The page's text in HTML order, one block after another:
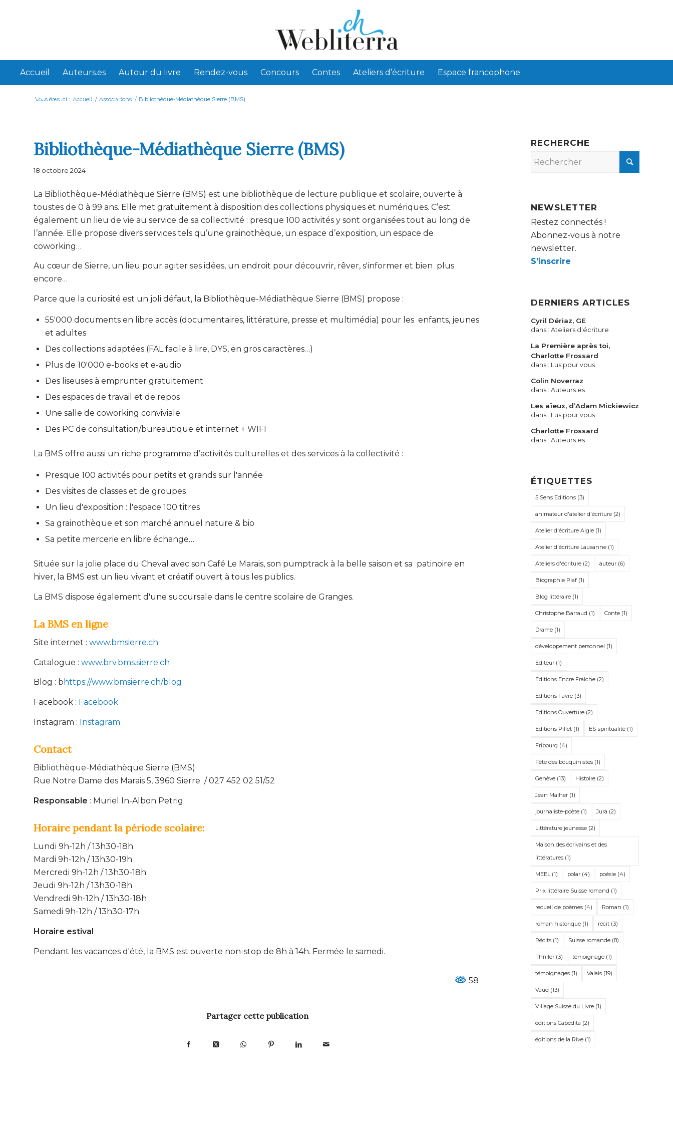
Accueil Auteurs.es Autour du livre Rendez-vous Concours Contes Ateliers d’écriture Espace francophone
Webliterra, histoire et objectifs
Vous êtes ici : Accueil / Associations / Bibliothèque-Médiathèque Sierre (BMS)
Bibliothèque-Médiathèque Sierre (BMS)
18 octobre 2024
La Bibliothèque-Médiathèque Sierre (BMS) est une bibliothèque de lecture publique et scolaire, ouverte à
toustes de 0 à 99 ans. Elle met gratuitement à disposition des collections physiques et numériques. C’est
également un lieu de vie au service de sa collectivité : presque 100 activités y sont organisées tout au long de
l’année. Elle propose divers services tels qu’une grainothèque, un espace d’exposition, un espace de
coworking…
Au cœur de Sierre, un lieu pour agiter ses idées, un endroit pour découvrir, rêver, s'informer et bien plus
encore…
Parce que la curiosité est un joli défaut, la Bibliothèque-Médiathèque Sierre (BMS) propose :
55'000 documents en libre accès (documentaires, littérature, presse et multimédia) pour les enfants, jeunes
et adultes
Des collections adaptées (FAL facile à lire, DYS, en gros caractères…)
Plus de 10'000 e-books et e-audio
Des liseuses à emprunter gratuitement
Des espaces de travail et de repos
Une salle de coworking conviviale
Des PC de consultation/bureautique et internet + WIFI
La BMS offre aussi un riche programme d’activités culturelles et des services à la collectivité :
Presque 100 activités pour petits et grands sur l'année
Des visites de classes et de groupes
Un lieu d'exposition : l'espace 100 titres
Sa grainothèque et son marché annuel nature & bio
Sa petite mercerie en libre échange…
Située sur la jolie place du Cheval avec son Café Le Marais, son pumptrack à la belle saison et sa patinoire en
hiver, la BMS est un lieu vivant et créatif ouvert à tous les publics.
La BMS dispose également d'une succursale dans le centre scolaire de Granges.
La BMS en ligne
Site internet : www.bmsierre.ch
Catalogue : www.brv.bms.sierre.ch
Blog : b https://www.bmsierre.ch/blog
Facebook : Facebook
Instagram : Instagram
Contact
Bibliothèque-Médiathèque Sierre (BMS)
Rue Notre Dame des Marais 5, 3960 Sierre / 027 452 02 51/52
Responsable : Muriel In-Albon Petrig
Horaire pendant la période scolaire:
Lundi 9h-12h / 13h30-18h
Mardi 9h-12h / 13h30-19h
Mercredi 9h-12h / 13h30-18h
Jeudi 9h-12h / 13h30-18h
Vendredi 9h-12h / 13h30-18h
Samedi 9h-12h / 13h30-17h
Horaire estival
Pendant les vacances d'été, la BMS est ouverte non-stop de 8h à 14h. Fermée le samedi.
58
Partager cette publication
RECHERCHE
NEWSLETTER
Restez connectés !
Abonnez-vous à notre
newsletter.
S'inscrire
DERNIERS ARTICLES
Cyril Dériaz, GE
dans : Ateliers d'écriture
La Première après toi,
Charlotte Frossard
dans : Lus pour vous
Colin Noverraz
dans : Auteurs.es
Les aïeux, d’Adam Mickiewicz
dans : Lus pour vous
Charlotte Frossard
dans : Auteurs.es
ÉTIQUETTES
5 Sens Editions(3)
animateur d'atelier d'écriture(2)
Atelier d'écriture Aigle(1)
Atelier d'écriture Lausanne(1)
Ateliers d'écriture(2) auteur(6)
Biographie Piaf(1)
Blog littéraire(1)
Christophe Barraud (1) Conte(1)
Drame(1)
développement personnel (1)
Editeur(1)
Editions Encre Fraîche(2)
Editions Favre(3)
Editions Ouverture(2)
Editions Pillet(1) ES-spiritualité(1)
Fribourg (4)
Fête des bouquinistes(1)
Genève(13) Histoire(2)
Jean Malher(1)
journaliste-poète(1) Jura (2)
Littérature jeunesse(2)
Maison des écrivains et des
littératures(1)
MEEL(1) polar(4) poésie(4)
Prix littéraire Suisse romand (1)
recueil de poèmes(4) Roman (1)
roman historique(1) récit(3)
Récits(1) Suisse romande(8)
Thriller(3) témoignage(1)
témoignages(1) Valais(19)
Vaud (13)
Village Suisse du Livre(1)
éditions Cabédita (2)
éditions de la Rive(1)